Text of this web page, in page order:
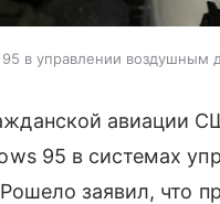
95 в управлении воздушным
авиации
95 в системах
заявил, что